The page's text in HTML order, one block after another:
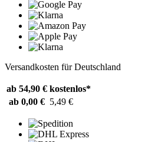
Versandkosten für Deutschland
ab 54,90 € kostenlos*
ab 0,00 € 5,49 €